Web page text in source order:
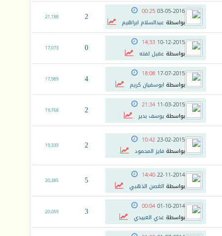
03-05-2016
00:25
بواسطةعبدالسلام ابراهيم 2
21,188
10-12-2015
14:33
بواسطةعقيل لفته 0
17,073
17-07-2015
18:08
بواسطة ابوسفيان كريم 4
17,989
11-03-2015
21:34
بواسطة يوسف بدير 2
19,768
23-02-2015
10:42
بواسطةفايز المحمود 2
19,339
22-11-2014
14:40
بواسطة الغصن الذهبي 5
20,385
01-10-2014
00:04
بواسطةعدي العبيدي 3
20,059